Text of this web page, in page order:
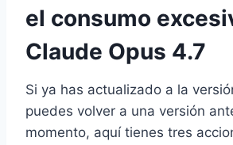
el consumo
Claude Opus 4.7
Si ya has actualizado a la
puedes volver a una versión
momento, aquí tienes tres